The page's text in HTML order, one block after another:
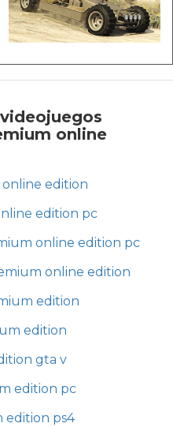
online
edition
edition pc
online edition pc
online edition
edition
edition
gta v
edition pc
edition ps4